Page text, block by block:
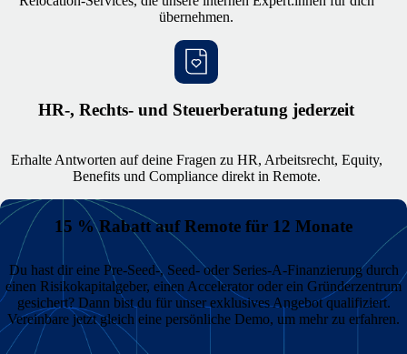
übernehmen.
HR-, Rechts- und Steuerberatung jederzeit
Erhalte Antworten auf deine Fragen zu HR, Arbeitsrecht, Equity,
Benefits und Compliance direkt in Remote.
15 % Rabatt auf Remote für 12 Monate
Du hast dir eine Pre-Seed-, Seed- oder Series-A-Finanzierung durch
einen Risikokapitalgeber, einen Accelerator oder ein Gründerzentrum
gesichert? Dann bist du für unser exklusives Angebot qualifiziert.
Vereinbare jetzt gleich eine persönliche Demo, um mehr zu erfahren.